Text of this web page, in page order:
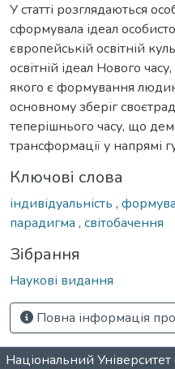
У статті розглядаються
сформувала ідеал
європейській освітній
освітній ідеал Нового
якого є формування
основному зберіг
теперішнього часу, що
трансформації у напрямі
Ключові слова
індивідуальність ,
парадигма , світобачення
Зібрання
Наукові видання
Повна інформація
Національний